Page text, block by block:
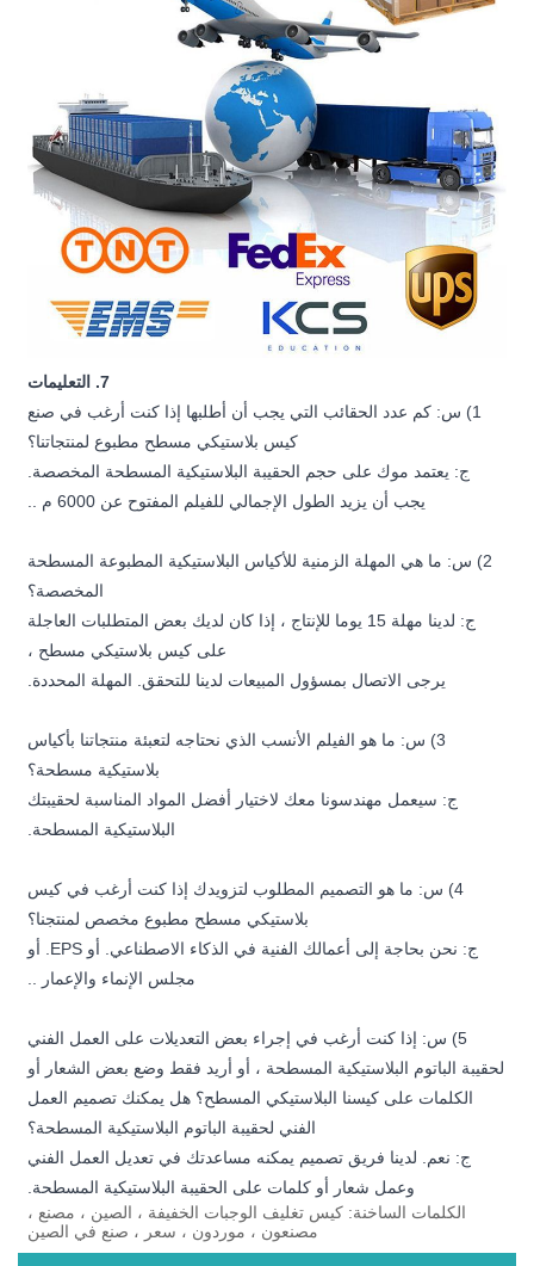
7. التعليمات
1) س: كم عدد الحقائب التي يجب أن أطلبها إذا كنت أرغب في صنع
كيس بلاستيكي مسطح مطبوع لمنتجاتنا؟
ج: يعتمد موك على حجم الحقيبة البلاستيكية المسطحة المخصصة.
يجب أن يزيد الطول الإجمالي للفيلم المفتوح عن 6000 م ..
2) س: ما هي المهلة الزمنية للأكياس البلاستيكية المطبوعة المسطحة
المخصصة؟
ج: لدينا مهلة 15 يوما للإنتاج ، إذا كان لديك بعض المتطلبات العاجلة
على كيس بلاستيكي مسطح ،
يرجى الاتصال بمسؤول المبيعات لدينا للتحقق. المهلة المحددة.
3) س: ما هو الفيلم الأنسب الذي نحتاجه لتعبئة منتجاتنا بأكياس
بلاستيكية مسطحة؟
ج: سيعمل مهندسونا معك لاختيار أفضل المواد المناسبة لحقيبتك
البلاستيكية المسطحة.
4) س: ما هو التصميم المطلوب لتزويدك إذا كنت أرغب في كيس
بلاستيكي مسطح مطبوع مخصص لمنتجنا؟
ج: نحن بحاجة إلى أعمالك الفنية في الذكاء الاصطناعي. أو EPS. أو
مجلس الإنماء والإعمار ..
5) س: إذا كنت أرغب في إجراء بعض التعديلات على العمل الفني
لحقيبة الباتوم البلاستيكية المسطحة ، أو أريد فقط وضع بعض الشعار أو
الكلمات على كيسنا البلاستيكي المسطح؟ هل يمكنك تصميم العمل
الفني لحقيبة الباتوم البلاستيكية المسطحة؟
ج: نعم. لدينا فريق تصميم يمكنه مساعدتك في تعديل العمل الفني
وعمل شعار أو كلمات على الحقيبة البلاستيكية المسطحة.
الكلمات الساخنة: كيس تغليف الوجبات الخفيفة ، الصين ، مصنع ،
مصنعون ، موردون ، سعر ، صنع في الصين